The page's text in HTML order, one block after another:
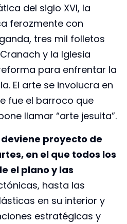
del siglo XVI, la
ferozmente con
tres mil folletos
y la Iglesia
para enfrentar la
El arte se involucra en
fue el barroco que
llamar “arte jesuita”.
proyecto de
en el que todos los
el plano y las
hasta las
en su interior y
estratégicas y